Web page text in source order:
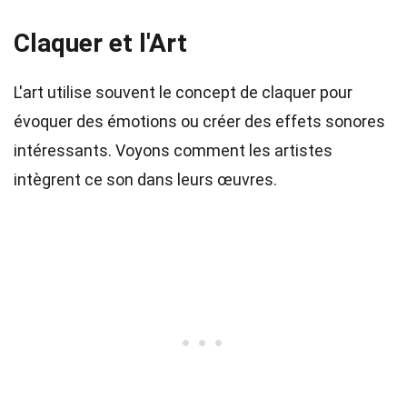
Claquer et l'Art
L'art utilise souvent le concept de claquer pour
évoquer des émotions ou créer des effets sonores
intéressants. Voyons comment les artistes
intègrent ce son dans leurs œuvres.